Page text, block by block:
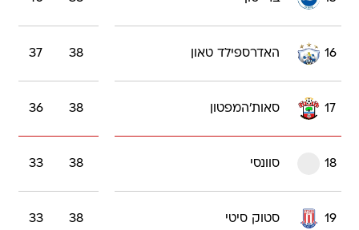
16 האדרספילד טאון 38
37
17 סאות'המפטון 38
36
18 סוונסי 38
33
19 סטוק סיטי 38
33